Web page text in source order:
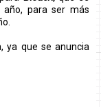
para ser más
ya que se anuncia